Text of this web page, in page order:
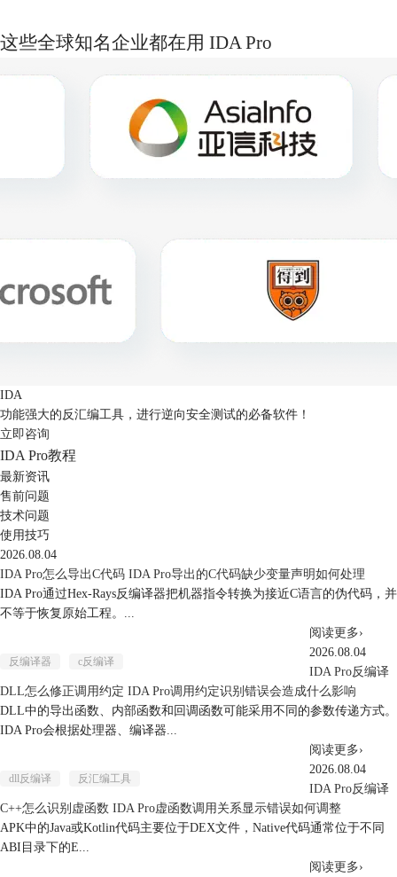
这些全球知名企业都在用 IDA Pro
IDA
功能强大的反汇编工具，进行逆向安全测试的必备软件！
立即咨询
IDA Pro教程
最新资讯
售前问题
技术问题
使用技巧
2026.08.04
IDA Pro怎么导出C代码 IDA Pro导出的C代码缺少变量声明如何处理
IDA Pro通过Hex-Rays反编译器把机器指令转换为接近C语言的伪代码，并
不等于恢复原始工程。...
反编译器 c反编译
阅读更多›
2026.08.04
IDA Pro反编译
DLL怎么修正调用约定 IDA Pro调用约定识别错误会造成什么影响
DLL中的导出函数、内部函数和回调函数可能采用不同的参数传递方式。
IDA Pro会根据处理器、编译器...
dll反编译 反汇编工具
阅读更多›
2026.08.04
IDA Pro反编译
C++怎么识别虚函数 IDA Pro虚函数调用关系显示错误如何调整
APK中的Java或Kotlin代码主要位于DEX文件，Native代码通常位于不同
ABI目录下的E...
阅读更多›